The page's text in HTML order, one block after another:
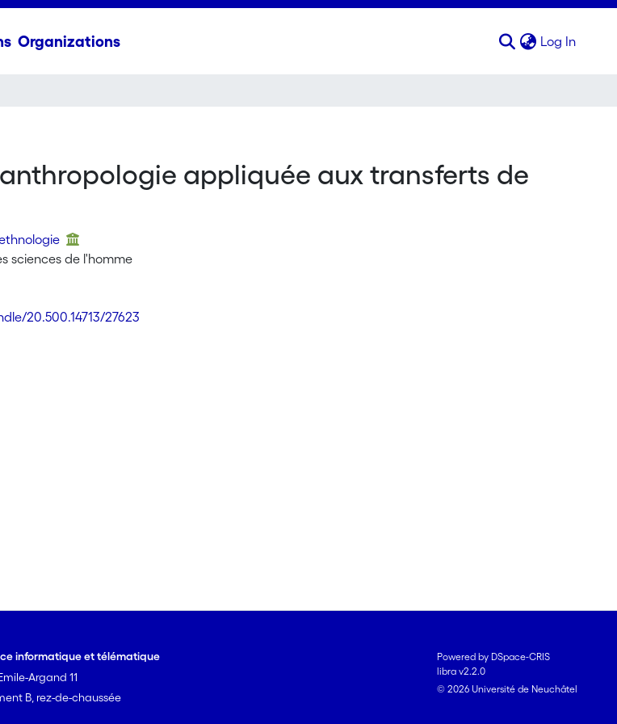
Organizations Log In
appliquée aux transferts de
sciences de l'homme
20.500.14713/27623
informatique et télématique
Argand 11
B, rez-de-chaussée
Powered by DSpace-CRIS
libra v2.2.0
© 2026 Université de Neuchâtel